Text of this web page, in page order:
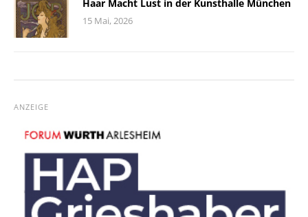
Haar Macht Lust in der Kunsthalle München
15 Mai, 2026
ANZEIGE